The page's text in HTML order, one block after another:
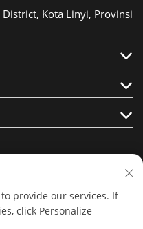
Kota Linyi, Provinsi
provide our services. If
click Personalize